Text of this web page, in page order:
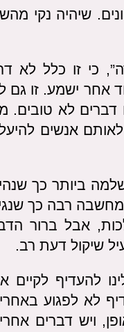
שיהיה נקי
כי זו כלל לא
אחר ישמע. זו גם
דברים לא טובים.
אנשים
ביותר כך
מחשבה רבה כך
אבל ברור
שיקול דעת רב.
להעדיף לקיים
לא לפגוע
ויש דברים